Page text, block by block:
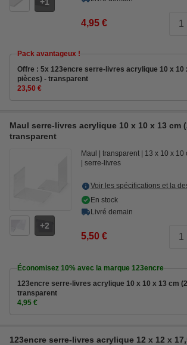
4,95 €
Pack avantageux !
Offre : 5x 123encre serre-livres acrylique 10 x 10
pièces) - transparent
23,50 €
Maul serre-livres acrylique 10 x 10 x 13 cm
transparent
2
Maul transparent
13 x 10 x 10
serre-livres
Voir les spécifications et la
En stock
Livré demain
5,50 €
Économisez 10% avec la marque 123encre
123encre serre-livres acrylique 10 x 10 x 13 cm
transparent
4,95 €
123encre serre-livres acrylique 12 x 12 x